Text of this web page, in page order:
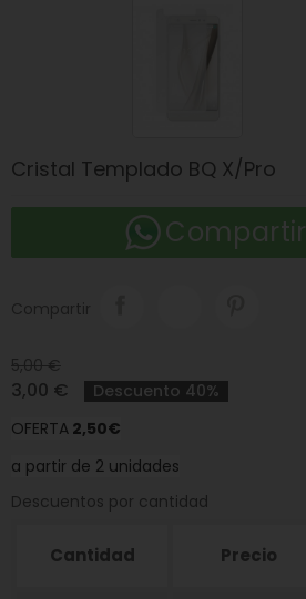
Cristal Templado BQ X/Pro
Compartir
Compartir
5,00 €
3,00 €
Descuento 40%
OFERTA 2,50€
a partir de 2 unidades
Descuentos por cantidad
Cantidad Precio